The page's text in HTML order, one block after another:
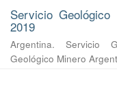
Servicio
2019
Argentina. Servicio
Geológico Minero